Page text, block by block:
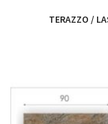
TERAZZO /